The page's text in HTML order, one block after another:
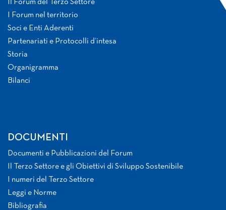
Il Forum del Terzo Settore
I Forum nel territorio
Soci e Enti Aderenti
Partenariati e Protocolli d’intesa
Storia
Organigramma
Bilanci
DOCUMENTI
Documenti e Pubblicazioni del Forum
Il Terzo Settore e gli Obiettivi di Sviluppo Sostenibile
I numeri del Terzo Settore
Leggi e Norme
Bibliografia